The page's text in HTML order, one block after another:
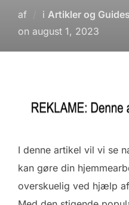
af i Artikler og
on Udgivet
august 1, 2023
I denne artikel vil vi se
kan gøre din
overskuelig ved hjælp